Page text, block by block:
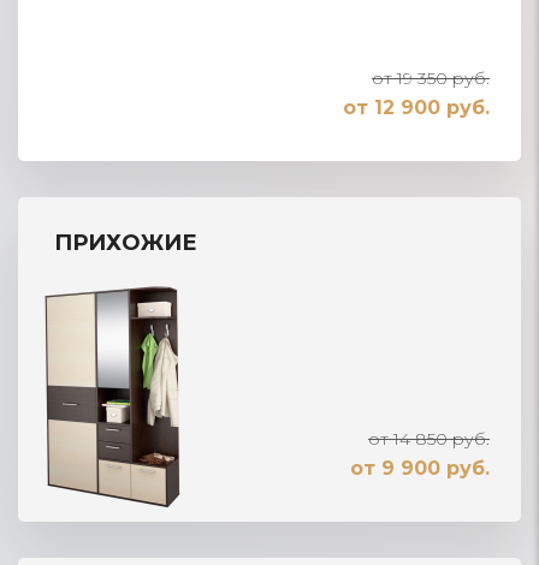
от 19 350 руб.
от 12 900 руб.
ПРИХОЖИЕ
от 14 850 руб.
от 9 900 руб.